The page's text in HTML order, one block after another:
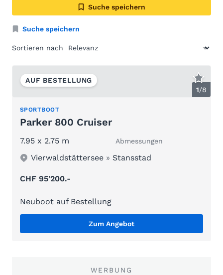
Suche speichern
Suche speichern
Sortieren nach
1/8
AUF BESTELLUNG
SPORTBOOT
Parker 800 Cruiser
7.95 x 2.75 m Abmessungen
Vierwaldstättersee » Stansstad
CHF 95'200.-
Neuboot auf Bestellung
Zum Angebot
WERBUNG